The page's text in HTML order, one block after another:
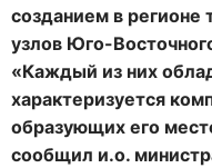
созданием в
узлов Юго-
«Каждый из них
характеризуется
образующих его
сообщил и.о.